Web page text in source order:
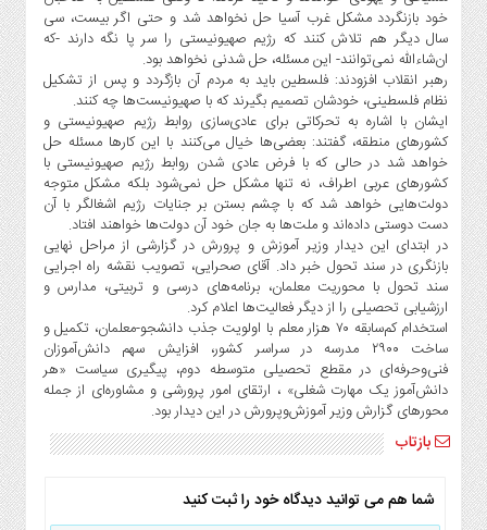
خود بازنگردد مشکل غرب آسیا حل نخواهد شد و حتی اگر بیست، سی
سال دیگر هم تلاش کنند که رژیم صهیونیستی را سر پا نگه دارند -که
ان‌شاءالله نمی‌توانند- این مسئله، حل شدنی نخواهد بود.
رهبر انقلاب افزودند: فلسطین باید به مردم آن بازگردد و پس از تشکیل
نظام فلسطینی، خودشان تصمیم بگیرند که با صهیونیست‌ها چه کنند.
ایشان با اشاره به تحرکاتی برای عادی‌سازی روابط رژیم صهیونیستی و
کشورهای منطقه، گفتند: بعضی‌ها خیال می‌کنند با این کارها مسئله حل
خواهد شد در حالی که با فرض عادی شدن روابط رژیم صهیونیستی با
کشورهای عربی اطراف، نه تنها مشکل حل نمی‌شود بلکه مشکل متوجه
دولت‌هایی خواهد شد که با چشم بستن بر جنایات رژیم اشغالگر با آن
دست دوستی داده‌اند و ملت‌ها به جان خود آن دولت‌ها خواهند افتاد.
در ابتدای این دیدار وزیر آموزش و پرورش در گزارشی از مراحل نهایی
بازنگری در سند تحول خبر داد. آقای صحرایی، تصویب نقشه‌ راه اجرایی
سند تحول با محوریت معلمان، برنامه‌های درسی و تربیتی، مدارس و
ارزشیابی تحصیلی را از دیگر فعالیت‌ها اعلام کرد.
استخدام کم‌سابقه ۷۰ هزار معلم با اولویت جذب دانشجو-معلمان، تکمیل و
ساخت ۲۹۰۰ مدرسه در سراسر کشور، افزایش سهم دانش‌آموزان
فنی‌وحرفه‌ای در مقطع تحصیلی متوسطه دوم، پیگیری سیاست «هر
دانش‌آموز یک مهارت شغلی» ، ارتقای امور پرورشی و مشاوره‌ای از جمله
محورهای گزارش وزیر آموزش‌وپرورش در این دیدار بود.
بازتاب
شما هم می توانید دیدگاه خود را ثبت کنید